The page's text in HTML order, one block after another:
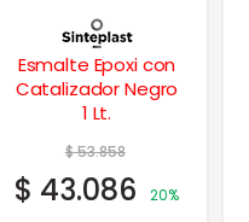
Fibrado
Impermeabilizante
Techos 1,25 Kgs.